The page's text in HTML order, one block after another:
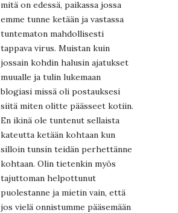
mitä on edessä, paikassa jossa
emme tunne ketään ja vastassa
tuntematon mahdollisesti
tappava virus. Muistan kuin
jossain kohdin halusin ajatukset
muualle ja tulin lukemaan
blogiasi missä oli postauksesi
siitä miten olitte päässeet kotiin.
En ikinä ole tuntenut sellaista
kateutta ketään kohtaan kun
silloin tunsin teidän perhettänne
kohtaan. Olin tietenkin myös
tajuttoman helpottunut
puolestanne ja mietin vain, että
jos vielä onnistumme pääsemään